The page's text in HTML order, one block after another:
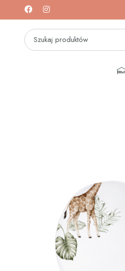
na łóżeczka i materace!